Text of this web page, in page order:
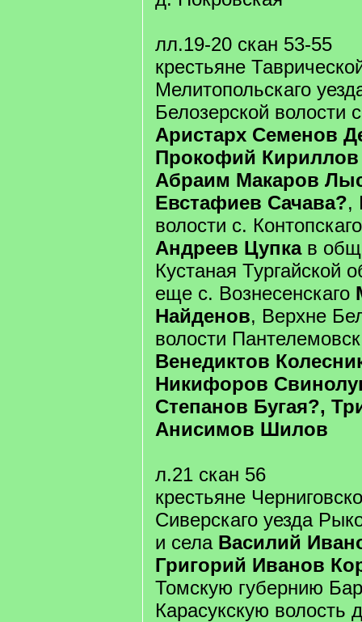
лл.19-20 скан 53-55
крестьяне
Мелитопольскаго
Белозерской волости
Аристарх Семенов
Прокофий Кириллов
Абраим Макаров
Евстафиев Сачава?,
волости с.
Андреев Цупкав
Кустаная Тургайской
еще с. Вознесенскаго
Найденов, Верхне
волости
Венедиктов
Никифоров
Степанов Бугая?,
Анисимов Шилов
л.21 скан 56
крестьяне
Сиверскаго уезда
и села Василий
Григорий Иванов
Томскую губернию
Карасукскую волость